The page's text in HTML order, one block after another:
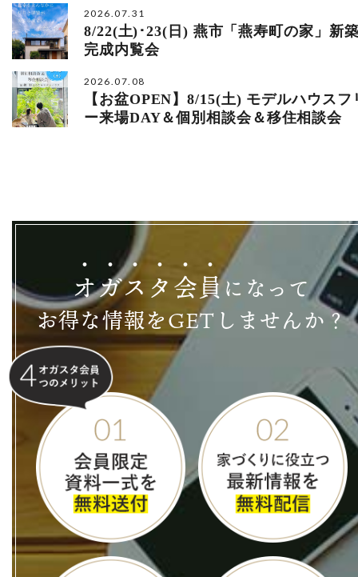
2026.07.31
8/22(土)･23(日) 燕市「燕寿町の家」新
完成内覧会
2026.07.08
【お盆OPEN】8/15(土) モデルハウスフ
ー来場DAY＆個別相談会＆移住相談会
オガス タ会員になって
お得な情報をGETしませんか？